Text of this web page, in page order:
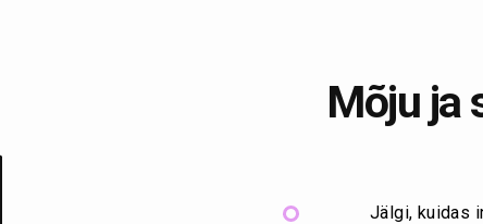
Mõju ja
Jälgi, kuidas